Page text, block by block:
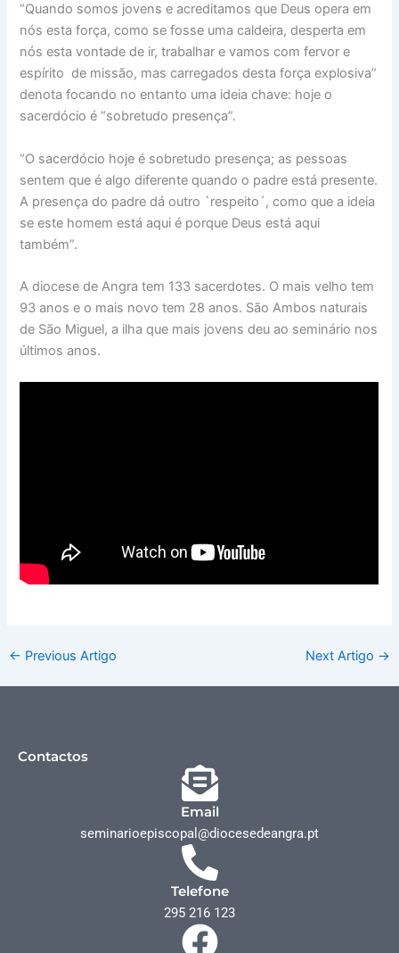
“Quando somos jovens e acreditamos que Deus opera em
nós esta força, como se fosse uma caldeira, desperta em
nós esta vontade de ir, trabalhar e vamos com fervor e
espírito de missão, mas carregados desta força explosiva”
denota focando no entanto uma ideia chave: hoje o
sacerdócio é “sobretudo presença”.
“O sacerdócio hoje é sobretudo presença; as pessoas
sentem que é algo diferente quando o padre está presente.
A presença do padre dá outro `respeito´, como que a ideia
se este homem está aqui é porque Deus está aqui
também”.
A diocese de Angra tem 133 sacerdotes. O mais velho tem
93 anos e o mais novo tem 28 anos. São Ambos naturais
de São Miguel, a ilha que mais jovens deu ao seminário nos
últimos anos.
← Previous Artigo Next Artigo →
Contactos
Email
seminarioepiscopal@diocesedeangra.pt
Telefone
295 216 123